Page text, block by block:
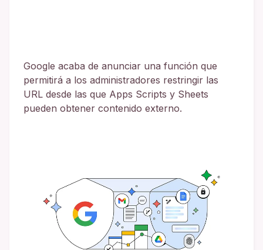
Google acaba de anunciar una función que
permitirá a los administradores restringir las
URL desde las que Apps Scripts y Sheets
pueden obtener contenido externo.